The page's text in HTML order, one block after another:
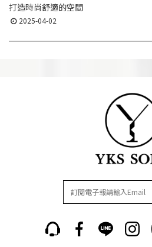
打造時尚舒適的空間
2025-04-02